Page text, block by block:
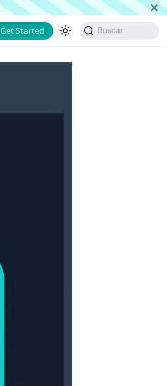
Get Started Buscar